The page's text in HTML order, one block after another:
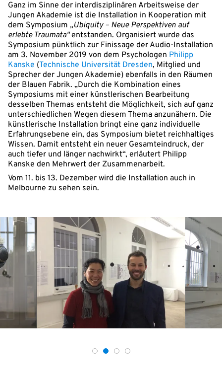
Ganz im Sinne der interdisziplinären Arbeitsweise der
Jungen Akademie ist die Installation in Kooperation mit
dem Symposium „Ubiquity – Neue Perspektiven auf
erlebte Traumata"entstanden. Organisiert wurde das
Symposium pünktlich zur Finissage der Audio-Installation
am 3. November 2019 von dem Psychologen Philipp
Kanske (Technische Universität Dresden, Mitglied und
Sprecher der Jungen Akademie) ebenfalls in den Räumen
der Blauen Fabrik. „Durch die Kombination eines
Symposiums mit einer künstlerischen Bearbeitung
desselben Themas entsteht die Möglichkeit, sich auf ganz
unterschiedlichen Wegen diesem Thema anzunähern. Die
künstlerische Installation bringt eine ganz individuelle
Erfahrungsebene ein, das Symposium bietet reichhaltiges
Wissen. Damit entsteht ein neuer Gesamteindruck, der
auch tiefer und länger nachwirkt“, erläutert Philipp
Kanske den Mehrwert der Zusammenarbeit.
Vom 11. bis 13. Dezember wird die Installation auch in
Melbourne zu sehen sein.